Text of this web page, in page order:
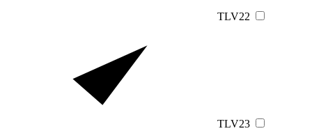
TLV22
TLV23